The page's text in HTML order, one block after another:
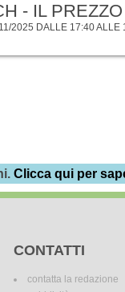
- IL
2025 DALLE 17:40 ALLE
Clicca qui per
CONTATTI
contatta la redazione